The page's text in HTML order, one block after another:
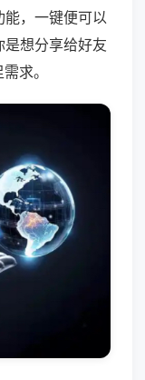
，一键便可以
想分享给好友
求。